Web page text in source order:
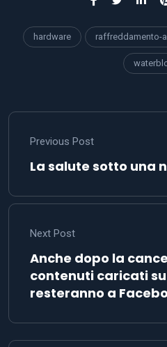
hardware raffreddamento-
Previous Post
La salute sotto una
Next Post
Anche dopo la
contenuti caricati
resteranno a